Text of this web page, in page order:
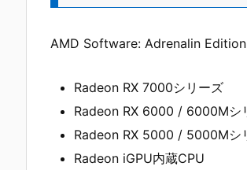
AMD Software: Adrenalin Edition
Radeon RX 7000シリーズ
Radeon RX 6000 / 6000Mシ
Radeon RX 5000 / 5000Mシ
Radeon iGPU内蔵CPU